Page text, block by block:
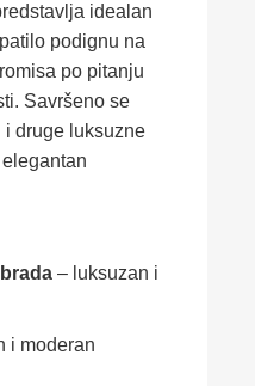
idealan
podignu na
po pitanju
Savršeno se
i druge luksuzne
– luksuzan i
i moderan